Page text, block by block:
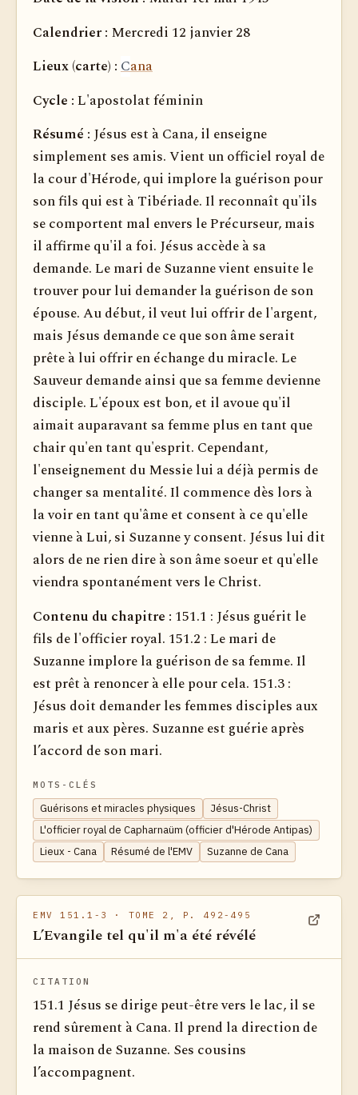
Calendrier : Mercredi 12 janvier 28
Lieux (carte) :Cana
Cycle :L'apostolat féminin
Résumé : Jésus est à Cana, il enseigne
simplement ses amis. Vient un officiel royal de
la cour d'Hérode, qui implore la guérison pour
son fils qui est à Tibériade. Il reconnaît qu'ils
se comportent mal envers le Précurseur, mais
il affirme qu'il a foi. Jésus accède à sa
demande. Le mari de Suzanne vient ensuite le
trouver pour lui demander la guérison de son
épouse. Au début, il veut lui offrir de l'argent,
mais Jésus demande ce que son âme serait
prête à lui offrir en échange du miracle. Le
Sauveur demande ainsi que sa femme devienne
disciple. L'époux est bon, et il avoue qu'il
aimait auparavant sa femme plus en tant que
chair qu'en tant qu'esprit. Cependant,
l'enseignement du Messie lui a déjà permis de
changer sa mentalité. Il commence dès lors à
la voir en tant qu'âme et consent à ce qu'elle
vienne à Lui, si Suzanne y consent. Jésus lui dit
alors de ne rien dire à son âme soeur et qu'elle
viendra spontanément vers le Christ.
Contenu du chapitre : 151.1 : Jésus guérit le
fils de l'officier royal. 151.2 : Le mari de
Suzanne implore la guérison de sa femme. Il
est prêt à renoncer à elle pour cela. 151.3 :
Jésus doit demander les femmes disciples aux
maris et aux pères. Suzanne est guérie après
l’accord de son mari.
MOTS-CLÉS
Guérisons et miracles physiques
Jésus-Christ
L'officier royal de Capharnaüm (officier d'Hérode Antipas)
Lieux - Cana
Résumé de l'EMV Suzanne de Cana
EMV 151.1-3 · TOME 2, P. 492-495
L’Evangile tel qu'il m'a été révélé
CITATION
151.1 Jésus se dirige peut-être vers le lac, il se
rend sûrement à Cana. Il prend la direction de
la maison de Suzanne. Ses cousins
l’accompagnent.